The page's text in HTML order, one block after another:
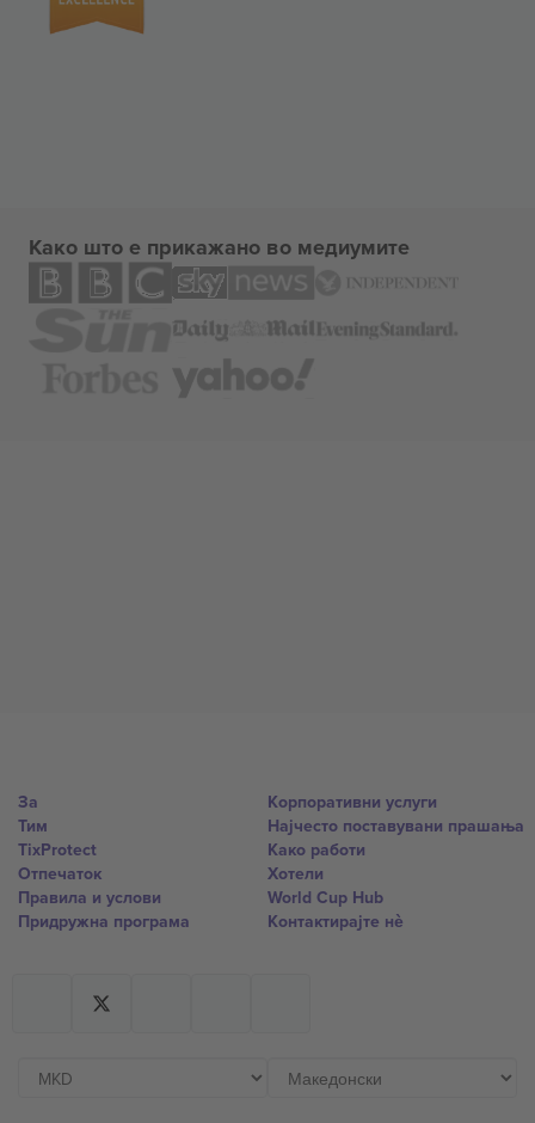
Како што е прикажано во медиумите
За
Тим
TixProtect
Отпечаток
Правила и услови
Придружна програма
Корпоративни услуги
Најчесто поставувани прашања
Како работи
Хотели
World Cup Hub
Контактирајте нѐ